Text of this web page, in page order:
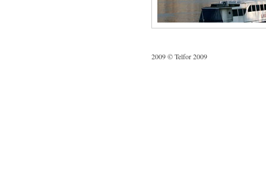
2009 © Telfor 2009